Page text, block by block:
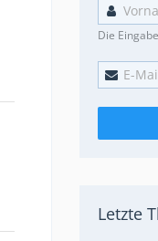
Die
Letzte